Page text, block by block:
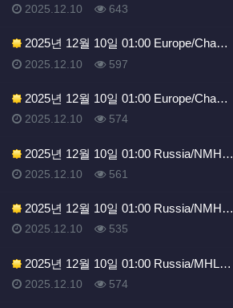
등록일
2025.12.10 조회
643
2025년 12월 10일 01:00 Europe/Cha…
등록일
2025.12.10 조회
597
2025년 12월 10일 01:00 Europe/Cha…
등록일
2025.12.10 조회
574
2025년 12월 10일 01:00 Russia/NMH…
등록일
2025.12.10 조회
561
2025년 12월 10일 01:00 Russia/NMH…
등록일
2025.12.10 조회
535
2025년 12월 10일 01:00 Russia/MHL…
등록일
2025.12.10 조회
574